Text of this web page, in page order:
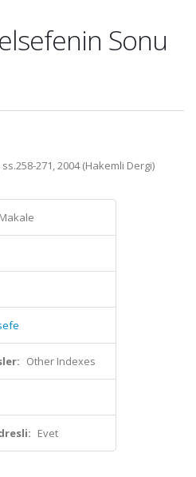
Sonu
271, 2004 (Hakemli Dergi)
Other Indexes
Evet